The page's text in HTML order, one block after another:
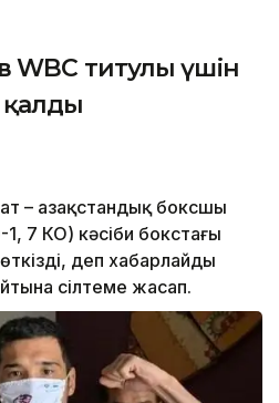
WBC титулы үшін
қалды
– Қазақстандық боксшы
7 КО) кәсіби бокстағы
деп хабарлайды
сілтеме жасап.